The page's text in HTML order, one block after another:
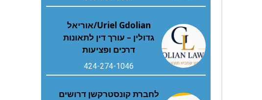
Uriel Gdolian/אוריאל
גדולין – עורך דין לתאונות
דרכים ופציעות
424-274-1046
לחברת קונסטרקשן דרושים